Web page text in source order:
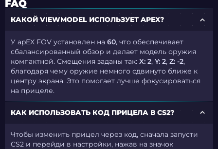
FAQ
КАКОЙ VIEWMODEL ИСПОЛЬЗУЕТ APEX?
У apEX FOV установлен на60, что обеспечивает
сбалансированный обзор и делает модель оружия
компактной. Смещения заданы так:X: 2,Y: 2,Z: -2,
благодаря чему оружие немного сдвинуто ближе к
центру экрана. Это помогает лучше фокусироваться
на прицеле.
КАК ИСПОЛЬЗОВАТЬ КОД ПРИЦЕЛА В CS2?
Чтобы изменить прицел через код, сначала запусти
CS2 и перейди в настройки, нажав на значок